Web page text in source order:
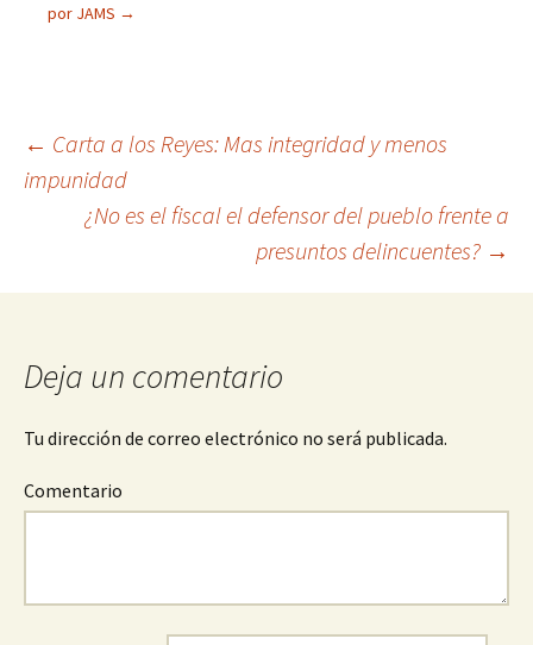
por JAMS →
Navegación
de
entradas
← Carta a los Reyes: Mas integridad y menos
impunidad
¿No es el fiscal el defensor del pueblo frente a
presuntos delincuentes? →
Deja un comentario
Tu dirección de correo electrónico no será publicada.
Comentario